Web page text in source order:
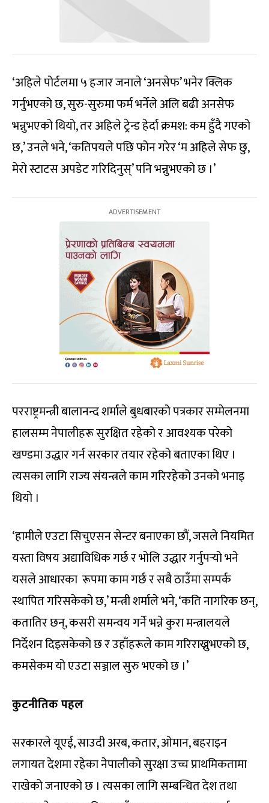
‘अहिले पोर्टलमा ५ हजार जनाले ‘अनसेफ’ भनेर क्लिक
गर्नुभएको छ, सुरु-सुरुमा फर्म भर्नेले अलि बढी अनसेफ
भन्नुभएको थियो, तर अहिले ट्रेन्ड हेर्दा क्रमश: कम हुँदै गएको
छ,’ उनले भने, ‘कतिपयले पछि फोन गरेर ‘म अहिले सेफ छु,
मेरो स्टाटस अपडेट गरिदिनुस्’ पनि भन्नुभएको छ ।’
परराष्ट्रमन्त्री बालानन्द शर्माले बुधबारको पत्रकार सम्मेलनमा
हालसम्म नेपालीहरू सुरक्षित रहेको र आवश्यक परेको
खण्डमा उद्धार गर्न सरकार तयार रहेको बताएका थिए ।
त्यसका लागि राज्य संयन्त्रले काम गरिरहेको उनको भनाइ
थियो ।
‘हामीले एउटा सिचुएसन सेन्टर बनाएका छौं, जसले नियमित
यस्ता विषय अद्याविधिक गर्छ र भोलि उद्धार गर्नुपर्‍यो भने
यसले आधारका रूपमा काम गर्छ र सबै ठाउँमा सम्पर्क
स्थापित गरिसकेको छ,’ मन्त्री शर्माले भने, ‘कति नागरिक छन्,
कतातिर छन्, कसरी समन्वय गर्ने भन्ने कुरा मन्त्रालयले
निर्देशन दिइसकेको छ र उहाँहरूले काम गरिराख्नुभएको छ,
कमसेकम यो एउटा सञ्जाल सुरु भएको छ ।’
कुटनीतिक पहल
सरकारले यूएई, साउदी अरब, कतार, ओमान, बहराइन
लगायत देशमा रहेका नेपालीको सुरक्षा उच्च प्राथमिकतामा
राखेको जनाएको छ । त्यसका लागि सम्बन्धित देश तथा